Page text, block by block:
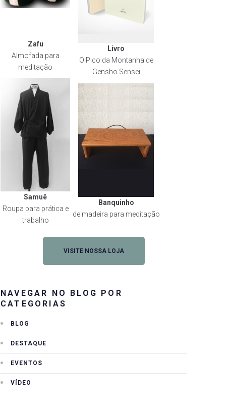
Zafu
Almofada para
meditação
Livro
O Pico da Montanha de
Gensho Sensei
Samuê
Roupa para prática e
trabalho
Banquinho
de madeira para meditação
VISITE NOSSA LOJA
NAVEGAR NO BLOG POR
CATEGORIAS
BLOG
DESTAQUE
EVENTOS
VÍDEO